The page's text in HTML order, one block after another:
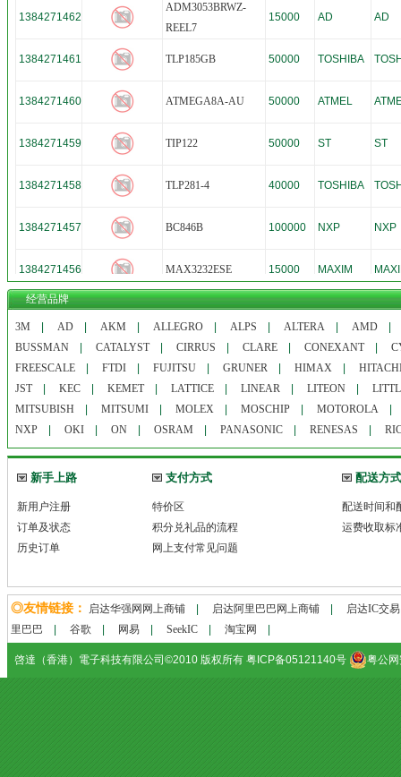
1384271462
ADM3053BRWZ-
REEL7
15000 AD AD
1384271461 TLP185GB 50000 TOSHIBA
1384271460 ATMEGA8A-AU 50000 ATMEL
1384271459 TIP122 50000 ST ST
1384271458 TLP281-4 40000 TOSHIBA
1384271457 BC846B 100000 NXP NXP
1384271456 MAX3232ESE 15000 MAXIM
1384267134 PSCS0DHX0 15000 TOSHIBA
经营品牌
3M AD AKM ALLEGRO ALPS ALTERA AMD
BUSSMAN
CATALYST| CIRRUS CLARE CONEXANT|
FREESCALE
FTDI FUJITSU GRUNER HIMAX
JST| KEC KEMET| LATTICE LINEAR LITEON
MITSUBISH
MITSUMI MOLEX MOSCHIP MOTOROLA
NXP
OKI ON OSRAM PANASONIC RENESAS
新手上路 支付方式 配送方式
新用户注册
订单及状态
历史订单
特价区
积分兑礼品的流程
网上支付常见问题
配送时间和
运费收取标
◎友情链接： 启达华强网网上商铺 启达阿里巴巴网上商铺
启达IC交
里巴巴
谷歌 网易 SeekIC 淘宝网
啓達（香港）電子科技有限公司©2010 版权所有 粤ICP备05121140号 粤公网